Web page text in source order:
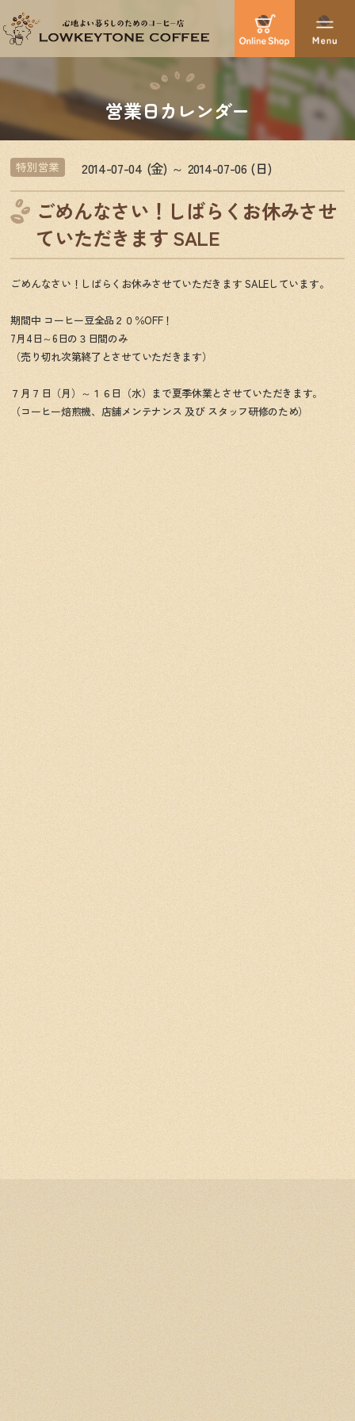
営業日カレンダー
特別営業 2014-07-04 (金) ～ 2014-07-06 (日)
ごめんなさい！しばらくお休みさせ
ていただきます SALE
ごめんなさい！ しばらくお休みさせていただきます SALEしています。
期間中 コーヒー豆全品２０％OFF！
7月4日～6日の３日間のみ
（売り切れ次第終了とさせていただきます）
７月７日（月）～１６日（水）まで夏季休業とさせていただきます。
（コーヒー焙煎機、店舗メンテナンス 及び スタッフ研修のため）